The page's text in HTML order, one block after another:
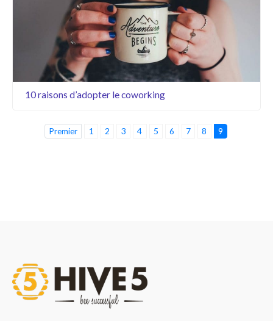
10 raisons d’adopter le coworking
Premier 1 2 3 4 5 6 7 8 9